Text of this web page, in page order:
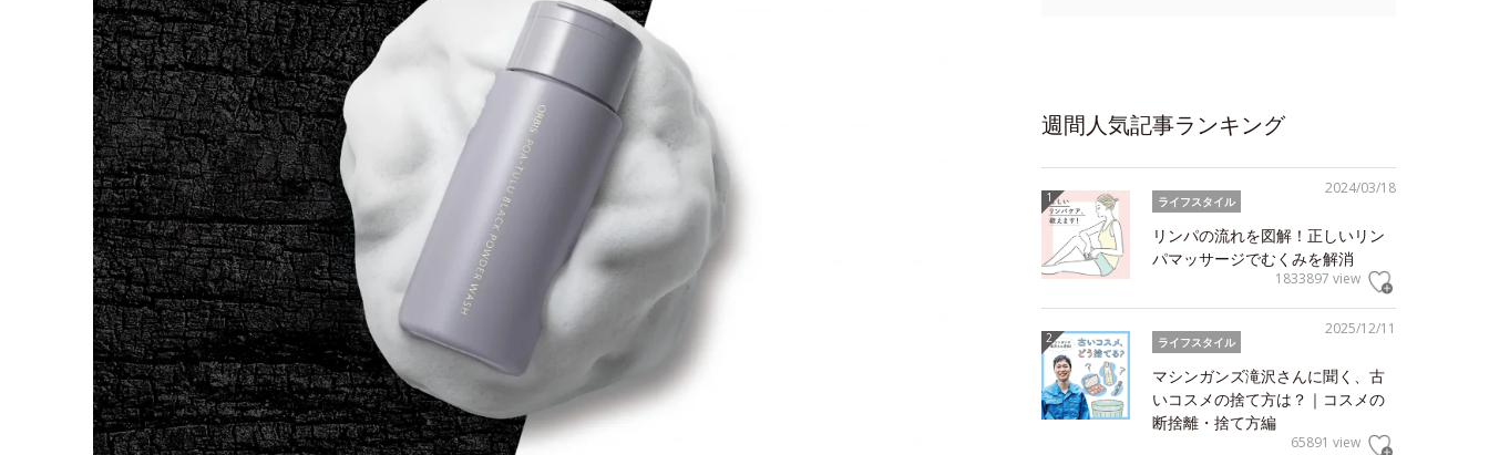
週間人気記事ランキング
2024/03/18
ライフスタイル
リンパの流れを図解！正しいリン
パマッサージでむくみを解消
1833897 view
2025/12/11
ライフスタイル
マシンガンズ滝沢さんに聞く、古
いコスメの捨て方は？｜コスメの
断捨離・捨て方編
65891 view